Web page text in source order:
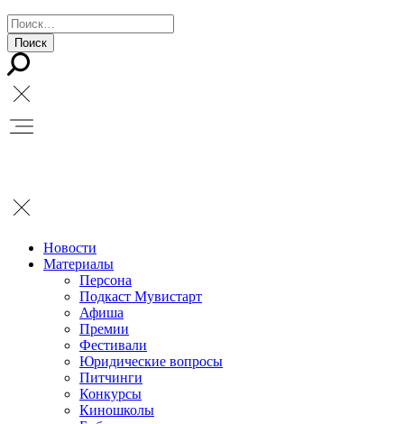
Новости
Материалы
Персона
Подкаст Мувистарт
Афиша
Премии
Фестивали
Юридические вопросы
Питчинги
Конкурсы
Киношколы